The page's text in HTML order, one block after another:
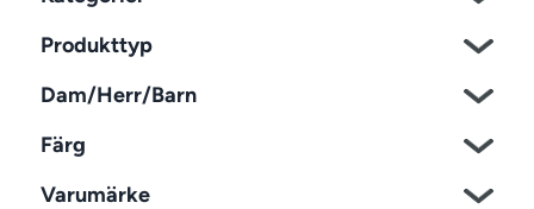
Produkttyp
Dam/Herr/Barn
Färg
Varumärke